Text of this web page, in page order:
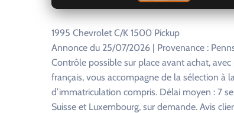
1995 Chevrolet C/K 1500 Pickup
Annonce du 25/07/2026 | Provenance :
Contrôle possible sur place avant achat,
français, vous accompagne de la sélection à
d’immatriculation compris. Délai moyen : 7
Suisse et Luxembourg, sur demande. Avis